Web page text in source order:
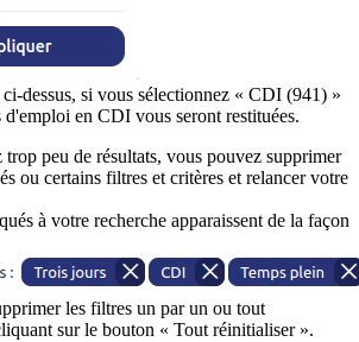
dessus, si vous sélectionnez « CDI (941) »
d'emploi en CDI vous seront restituées.
trop peu de résultats, vous pouvez supprimer
ou certains filtres et critères et relancer votre
à votre recherche apparaissent de la façon
les filtres un par un ou tout
sur le bouton « Tout réinitialiser ».